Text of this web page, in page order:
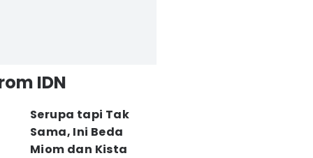
IDN
Serupa tapi Tak
Sama, Ini Beda
Miom dan Kista